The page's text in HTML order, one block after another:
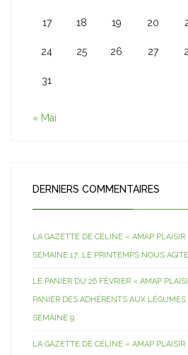
17 18 19 20
24 25 26 27
31
« Mai
DERNIERS COMMENTAIRES
LA GAZETTE DE CÉLINE « AMAP PLAISIR
SEMAINE 17: LE PRINTEMPS NOUS
LE PANIER DU 26 FÉVRIER « AMAP
PANIER DES ADHÉRENTS AUX
SEMAINE 9
LA GAZETTE DE CÉLINE « AMAP PLAISIR